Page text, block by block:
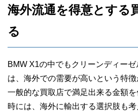
海外流通を得意とする
る
BMW X1の中でもクリーンディー
は、海外での需要が高いという特徴
一般的な買取店で満足出来る金額
時には、海外に輸出する選択肢も考